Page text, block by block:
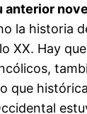
anterior
la historia
XX. Hay
que